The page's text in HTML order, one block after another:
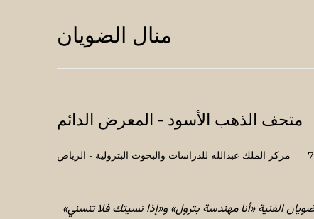
منال الضويان
متحف الذهب الأسود - المعرض الدائم
مركز الملك عبدالله للدراسات والبحوث البترولية - الرياض
الفنية «أنا مهندسة بترول» و«إذا نسيتك فلا تنسني»